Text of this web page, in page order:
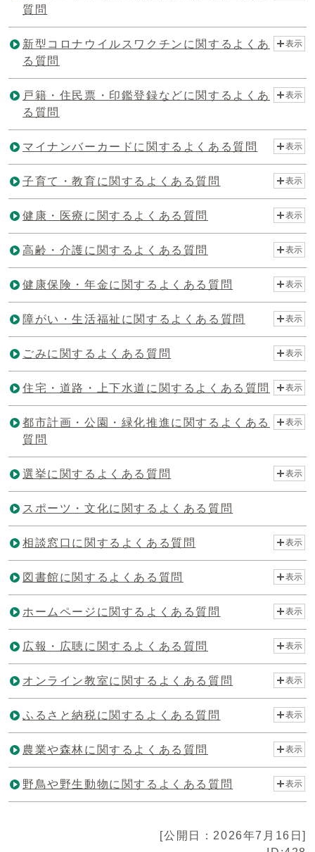
質問
新型コロナウイルスワクチンに関するよくあ
る質問
表示
戸籍・住民票・印鑑登録などに関するよくあ
る質問
表示
マイナンバーカードに関するよくある質問 表示
子育て・教育に関するよくある質問 表示
健康・医療に関するよくある質問 表示
高齢・介護に関するよくある質問 表示
健康保険・年金に関するよくある質問 表示
障がい・生活福祉に関するよくある質問 表示
ごみに関するよくある質問 表示
住宅・道路・上下水道に関するよくある質問 表示
都市計画・公園・緑化推進に関するよくある
質問
表示
選挙に関するよくある質問 表示
スポーツ・文化に関するよくある質問
相談窓口に関するよくある質問 表示
図書館に関するよくある質問 表示
ホームページに関するよくある質問 表示
広報・広聴に関するよくある質問 表示
オンライン教室に関するよくある質問 表示
ふるさと納税に関するよくある質問 表示
農業や森林に関するよくある質問 表示
野鳥や野生動物に関するよくある質問 表示
[公開日：2026年7月16日]